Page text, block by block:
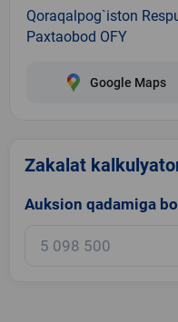
Qoraqalpog`iston
Paxtaobod OFY
Google Maps
Zakalat
Auksion qadamiga